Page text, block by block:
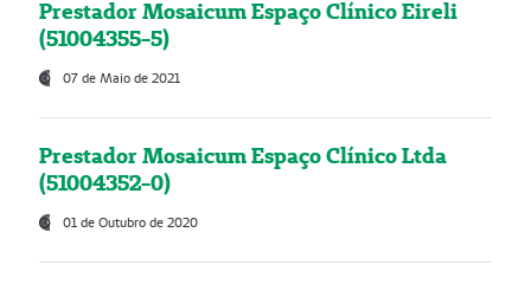
Prestador Mosaicum Espaço Clínico Eireli
(51004355-5)
07 de Maio de 2021
Prestador Mosaicum Espaço Clínico Ltda
(51004352-0)
01 de Outubro de 2020